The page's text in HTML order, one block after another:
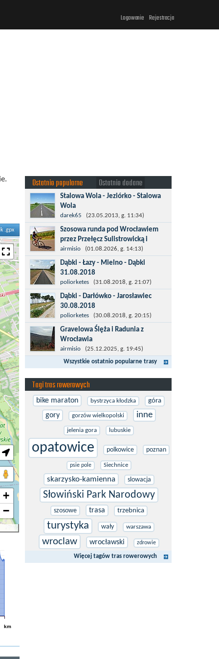
Logowanie Rejestracja
.gpx
+
−
km
Ostatnio popularne Ostatnio dodane
Stalowa Wola - Jeziórko - Stalowa
Wola
Taki krotki wypad troszeczkę po lesie
więcej po asfalcie , do wsi której już nie
ma , kopalni siarki również nie ma , a ci
co pamiętają okres...
darek65 (23.05.2013, g. 11:34)
Szosowa runda pod Wrocławiem
przez Przełęcz Sulistrowicką i
Mietków
Łatwa, szosowa runda pod
Wrocławiem, raczej płaska z jednym
małym podjazdem na Przełęcz
Sulistrowicką od strony Olesznej. To
trasa idealna na...
airmisio (01.08.2026, g. 14:13)
Dąbki - Łazy - Mielno - Dąbki
31.08.2018
Trasa do Łaz niemal w całości prowadzi
przez nową, asfaltową ścieżkę
rowerową (od Dąbek do Iwięcina
wzdłuż drogi 203). Niestety jest to
trasa nie...
poliorketes (31.08.2018, g. 21:07)
Dąbki - Darłówko - Jarosławiec
30.08.2018
Start w Dąbkach, dalej do Darłowa
nową ścieżką rowerową (niekiedy
pieszo-rowerową), gdzie na pierwszym
rondzie zjazd w stronę Darłówka
Zachodniego....
poliorketes (30.08.2018, g. 20:15)
Gravelowa Ślęża i Radunia z
Wrocławia
Trasa rowerowa z Wrocławia na
Masyw Ślęży to idealna opcja na rower
przełajowy (lub gravelowy). Zimą, kiedy
nie ma śniegu, a temperatura jest...
airmisio (25.12.2025, g. 19:45)
Wszystkie ostatnio popularne trasy
Tagi tras rowerowych
bike maraton bystrzyca kłodzka góra
gory gorzów wielkopolski inne
jelenia gora lubuskie
opatowice polkowice poznan
psie pole Siechnice
skarzysko-kamienna slowacja
Słowiński Park Narodowy
szosowe trasa trzebnica
turystyka wały warszawa
wroclaw wrocławski zdrowie
Więcej tagów tras rowerowych